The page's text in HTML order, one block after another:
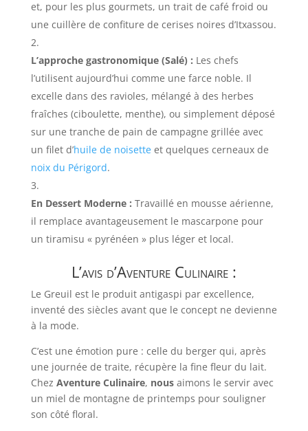
et, pour les plus gourmets, un trait de café froid ou
une cuillère de confiture de cerises noires d’Itxassou.
L’approche gastronomique (Salé) : Les chefs
l’utilisent aujourd’hui comme une farce noble. Il
excelle dans des ravioles, mélangé à des herbes
fraîches (ciboulette, menthe), ou simplement déposé
sur une tranche de pain de campagne grillée avec
un filet d’huile de noisetteet quelques cerneaux de
noix du Périgord.
En Dessert Moderne : Travaillé en mousse aérienne,
il remplace avantageusement le mascarpone pour
un tiramisu « pyrénéen » plus léger et local.
L’avis d’Aventure Culinaire :
Le Greuil est le produit antigaspi par excellence,
inventé des siècles avant que le concept ne devienne
à la mode.
C’est une émotion pure : celle du berger qui, après
une journée de traite, récupère la fine fleur du lait.
Chez Aventure Culinaire, nousaimons le servir avec
un miel de montagne de printemps pour souligner
son côté floral.